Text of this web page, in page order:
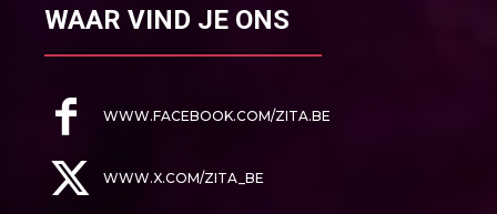
WAAR VIND JE ONS
WWW.FACEBOOK.COM/ZITA.BE
WWW.X.COM/ZITA_BE